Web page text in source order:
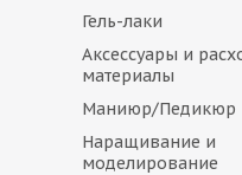
Гель-лаки
Аксессуары и
материалы
Маниюр/Педикюр
Наращивание и
моделирование